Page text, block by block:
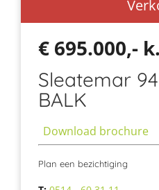
€ 695.000,-
Sleatemar 94
BALK
Download brochure
Plan een bezichtiging